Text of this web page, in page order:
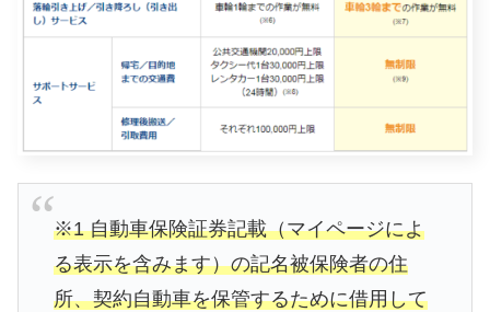
※1 自動車保険証券記載（マイページによ
る表示を含みます）の記名被保険者の住
所、契約自動車を保管するために借用して